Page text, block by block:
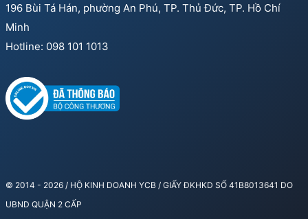
196 Bùi Tá Hán, phường An Phú, TP. Thủ Đức, TP. Hồ Chí
Minh
Hotline: 098 101 1013
© 2014 - 2026 / HỘ KINH DOANH YCB / GIẤY ĐKHKD SỐ 41B8013641 DO
UBND QUẬN 2 CẤP